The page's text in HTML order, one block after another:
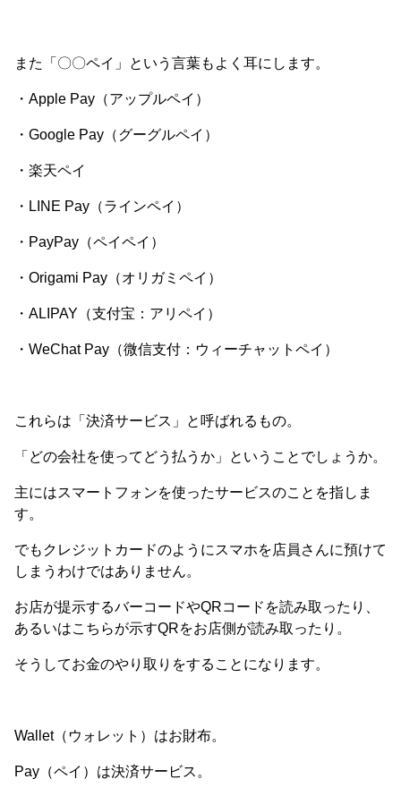
また「〇〇ペイ」という言葉もよく耳にします。
・Apple Pay（アップルペイ）
・Google Pay（グーグルペイ）
・楽天ペイ
・LINE Pay（ラインペイ）
・PayPay（ペイペイ）
・Origami Pay（オリガミペイ）
・ALIPAY（支付宝：アリペイ）
・WeChat Pay（微信支付：ウィーチャットペイ）
これらは「決済サービス」と呼ばれるもの。
「どの会社を使ってどう払うか」ということでしょうか。
主にはスマートフォンを使ったサービスのことを指しま
す。
でもクレジットカードのようにスマホを店員さんに預けて
しまうわけではありません。
お店が提示するバーコードやQRコードを読み取ったり、
あるいはこちらが示すQRをお店側が読み取ったり。
そうしてお金のやり取りをすることになります。
Wallet（ウォレット）はお財布。
Pay（ペイ）は決済サービス。